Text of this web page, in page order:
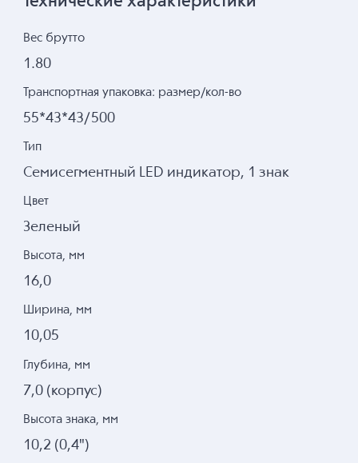
Вес брутто
1.80
Транспортная упаковка: размер/кол-во
55*43*43/500
Тип
Семисегментный LED индикатор, 1 знак
Цвет
Зеленый
Высота, мм
16,0
Ширина, мм
10,05
Глубина, мм
7,0 (корпус)
Высота знака, мм
10,2 (0,4")